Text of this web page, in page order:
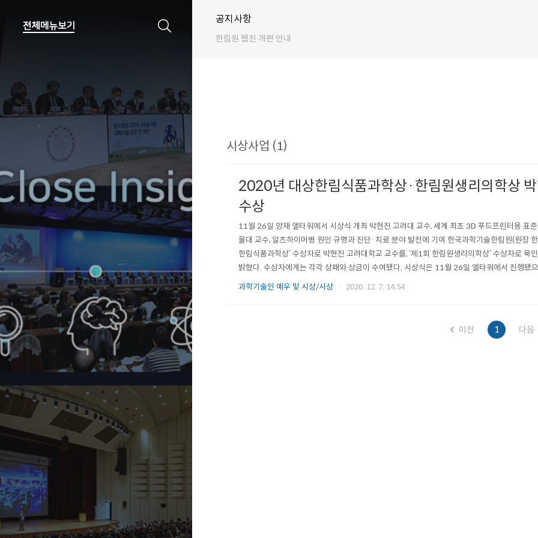
공지사항
한림원 웹진 개편 안내
시상사업 (1)
2020년 대상한림식품과학상·한림원생리의학상
수상
11월 26일 양재 엘타워에서 시상식 개최 박현진 고려대 교수, 세계 최초 3D 푸드프린터용 표
울대 교수, 알츠하이머병 원인 규명과 진단·치료 분야 발전에 기여 한국과학기술한림원(원장
한림식품과학상’ 수상자로 박현진 고려대학교 교수를, ‘제1회 한림원생리의학상’ 수상자로 묵
밝혔다. 수상자에게는 각각 상패와 상금이 수여됐다. 시상식은 11월 26일 엘타워에서 진행됐
권고 수칙을 준수하여 시행됐다. 올해로 6회째를 맞이하는 ‘대상한림식품과학상’은 식품과학
과학기술인 예우 및 시상/시상 2020. 12. 7. 14:54
이전 1 다음